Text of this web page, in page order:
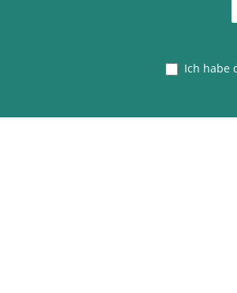
Ich habe